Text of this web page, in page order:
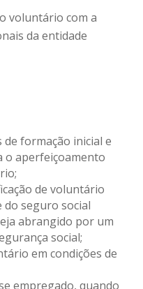
voluntário com a
da entidade
formação inicial e
o aperfeiçoamento
de voluntário
do seguro social
abrangido por um
social;
em condições de
empregado, quando